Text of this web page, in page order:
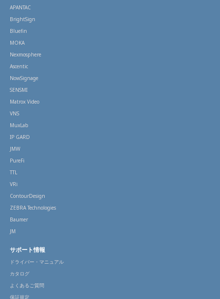
APANTAC
BrightSign
Bluefin
MOKA
Nexmosphere
Ascentic
NowSignage
SENSMI
Matrox Video
VNS
MuxLab
IP GARD
JMW
PureFi
TTL
VRi
ContourDesign
ZEBRA Technologies
Baumer
JM
サポート情報
ドライバー・マニュアル
カタログ
よくあるご質問
保証規定